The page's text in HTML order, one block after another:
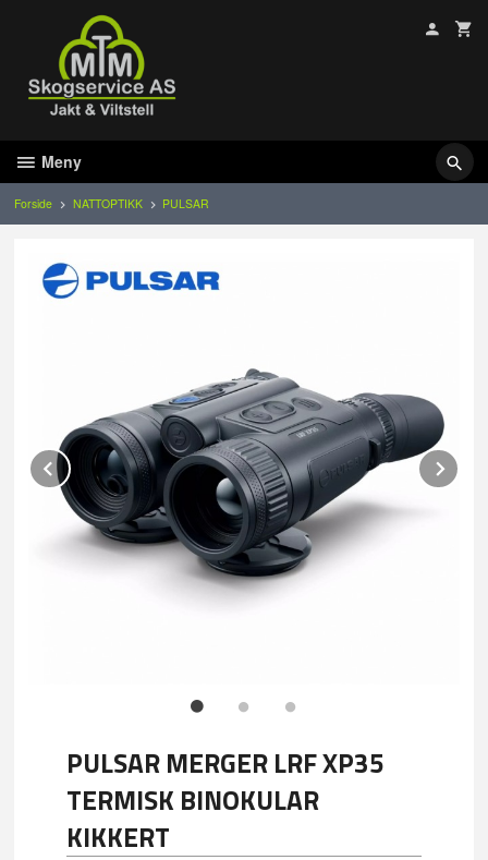
innholdet
Meny
Forside NATTOPTIKK PULSAR
Prev
PULSAR MERGER LRF XP35
TERMISK BINOKULAR
KIKKERT